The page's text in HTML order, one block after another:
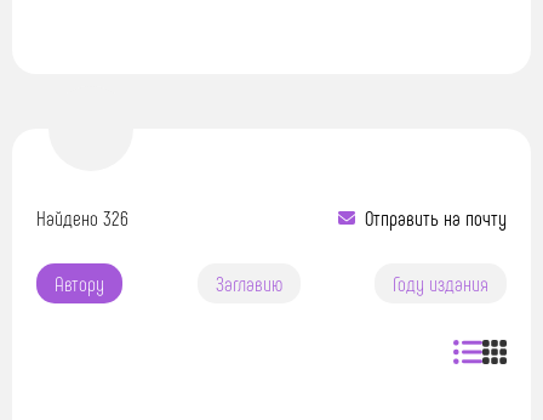
Найдено 326 Отправить на почту
Автору Заглавию Году издания